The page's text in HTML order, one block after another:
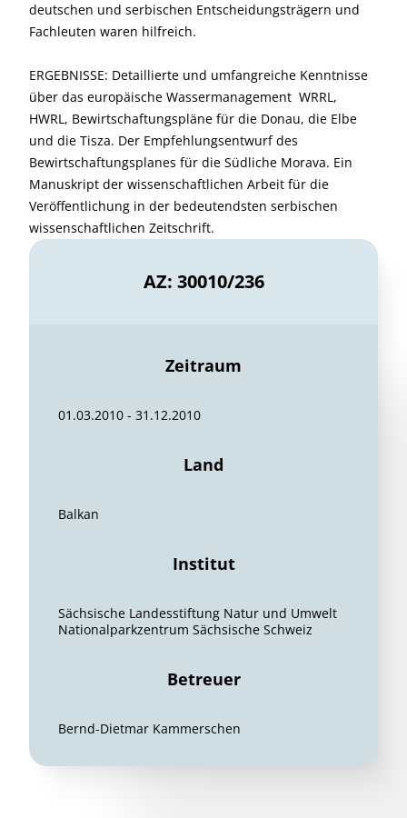
deutschen und serbischen Entscheidungsträgern und
Fachleuten waren hilfreich.
ERGEBNISSE: Detaillierte und umfangreiche Kenntnisse
über das europäische Wassermanagement  WRRL,
HWRL, Bewirtschaftungspläne für die Donau, die Elbe
und die Tisza. Der Empfehlungsentwurf des
Bewirtschaftungsplanes für die Südliche Morava. Ein
Manuskript der wissenschaftlichen Arbeit für die
Veröffentlichung in der bedeutendsten serbischen
wissenschaftlichen Zeitschrift.
AZ: 30010/236
Zeitraum
01.03.2010 - 31.12.2010
Land
Balkan
Institut
Sächsische Landesstiftung Natur und Umwelt
Nationalparkzentrum Sächsische Schweiz
Betreuer
Bernd-Dietmar Kammerschen